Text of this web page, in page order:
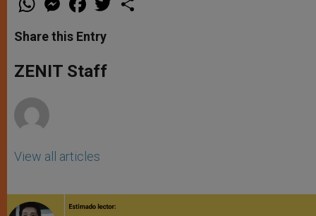
t
s
p
p
e
s
e
g
e
a
e
b
o
k
w
Share this Entry
ZENIT Staff
View all articles